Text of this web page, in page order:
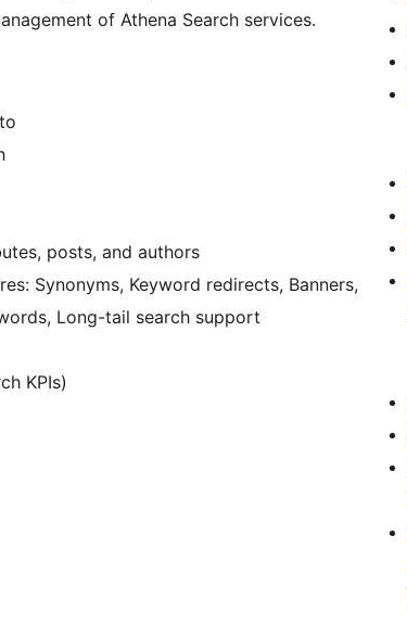
of Athena Search services.
posts, and authors
Synonyms, Keyword redirects, Banners,
Long-tail search support
KPIs)